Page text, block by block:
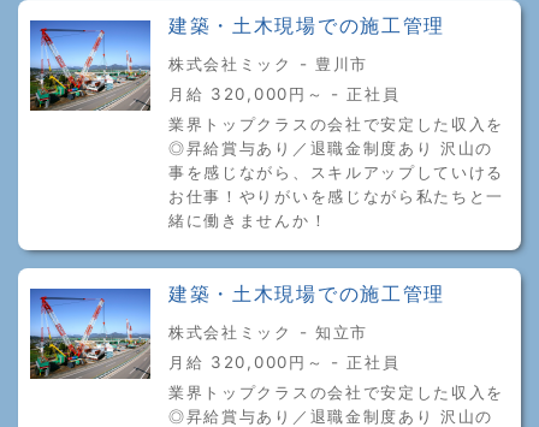
建築・土木現場での施工管理
株式会社ミック - 豊川市
月給 320,000円～ - 正社員
業界トップクラスの会社で安定した収入を
◎昇給賞与あり／退職金制度あり 沢山の
事を感じながら、スキルアップしていける
お仕事！やりがいを感じながら私たちと一
緒に働きませんか！
建築・土木現場での施工管理
株式会社ミック - 知立市
月給 320,000円～ - 正社員
業界トップクラスの会社で安定した収入を
◎昇給賞与あり／退職金制度あり 沢山の